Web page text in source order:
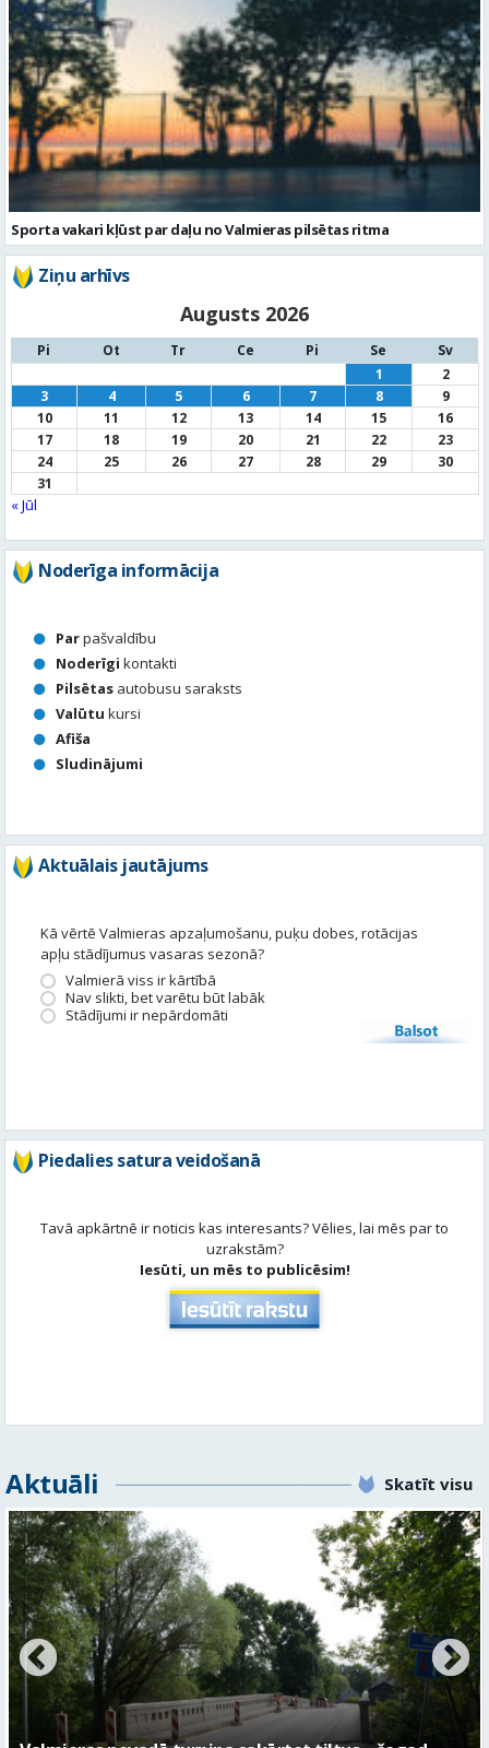
Sporta vakari kļūst par daļu no Valmieras pilsētas ritma
Ziņu arhīvs
Augusts 2026
Pi Ot Tr Ce Pi Se
Sv
1
2
3
4 5 6 7 8
9
10
11 12 13 14 15
16
17
18 19 20 21 22
23
24
25 26 27 28 29
30
31
« Jūl
Noderīga informācija
Parpašvaldību
Noderīgi kontakti
Pilsētas autobusu saraksts
Valūtu kursi
Afiša
Sludinājumi
Aktuālais jautājums
Kā vērtē Valmieras apzaļumošanu, puķu dobes, rotācijas
apļu stādījumus vasaras sezonā?
Valmierā viss ir kārtībā
Nav slikti, bet varētu būt labāk
Stādījumi ir nepārdomāti
Balsot
Piedalies satura veidošanā
Tavā apkārtnē ir noticis kas interesants? Vēlies, lai mēs par to
uzrakstām?
Iesūti, un mēs to publicēsim!
Aktuāli Skatīt visu